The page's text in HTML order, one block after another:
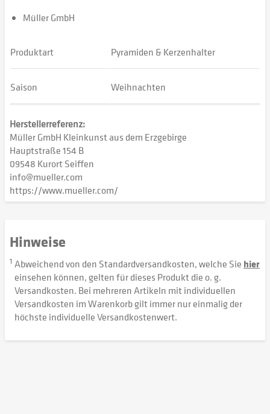
Müller GmbH
Produktart Pyramiden & Kerzenhalter
Saison Weihnachten
Herstellerreferenz:
Müller GmbH Kleinkunst aus dem Erzgebirge
Hauptstraße 154 B
09548 Kurort Seiffen
info@mueller.com
https://www.mueller.com/
Hinweise
1 Abweichend von den Standardversandkosten, welche Sie hier
einsehen können, gelten für dieses Produkt die o. g.
Versandkosten. Bei mehreren Artikeln mit individuellen
Versandkosten im Warenkorb gilt immer nur einmalig der
höchste individuelle Versandkostenwert.